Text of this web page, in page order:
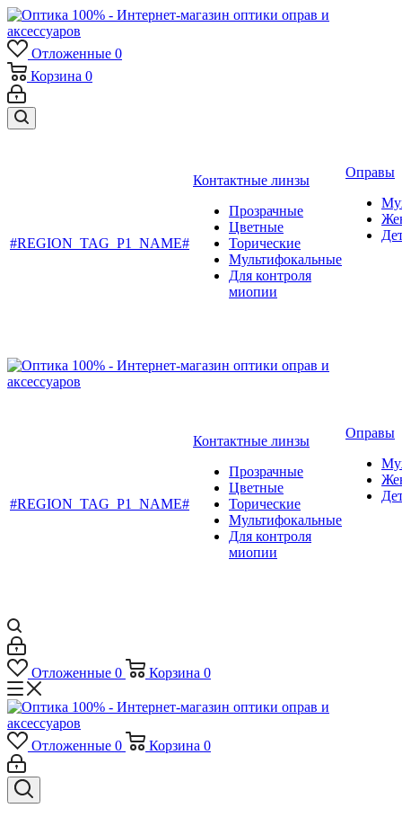
Отложенные 0
Корзина 0
#REGION_TAG_P1_NAME#
Контактные линзы
Прозрачные
Цветные
Торические
Мультифокальные
Для контроля
миопии
Оправы
#REGION_TAG_P1_NAME#
Контактные линзы
Прозрачные
Цветные
Торические
Мультифокальные
Для контроля
миопии
Оправы
Отложенные 0 Корзина 0
Отложенные 0 Корзина 0